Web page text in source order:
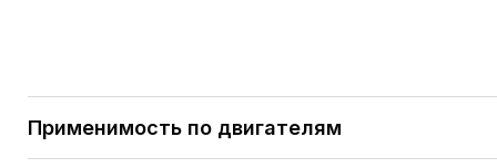
Применимость по двигателям
IVECO DAILY III [8140.43N] 146 H/P (2001), DAILY